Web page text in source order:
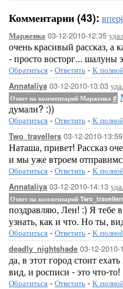
Комментарии (43):
Марженка 03-12-2010-12:35
очень красивый рассказ, а
- просто восторг... шалуны
Обратиться - Ответить - К
Annataliya 03-12-2010-13:03
Ответ на комментарий Марженка #
думали? :))
Обратиться - Ответить - К
Two_travellers 03-12-2010-13:59
Наташа, привет! Рассказ
и мы уже втроем
Обратиться - Ответить - К
Annataliya 03-12-2010-14:13
Ответ на комментарий
поздравляю, Лен! :) Я тебе
узнать, как и что. Но ты,
Обратиться - Ответить - К
deadly_nightshade 03-12-2010-
да, в этот город стоит
вид, и росписи - это что-то!
Обратиться - Ответить - К